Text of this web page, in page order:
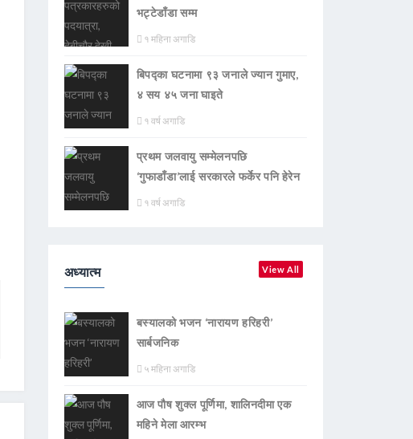
भट्टेडाँडा सम्म
१ महिना अगाडि
बिपद्का घटनामा ९३ जनाले ज्यान गुमाए,
४ सय ४५ जना घाइते
१ वर्ष अगाडि
प्रथम जलवायु सम्मेलनपछि
‘गुफाडाँडा’लाई सरकारले फर्केर पनि हेरेन
१ वर्ष अगाडि
अध्यात्म View All
बस्यालको भजन ‘नारायण हरिहरी’
सार्बजनिक
५ महिना अगाडि
आज पौष शुक्ल पूर्णिमा, शालिनदीमा एक
महिने मेला आरम्भ